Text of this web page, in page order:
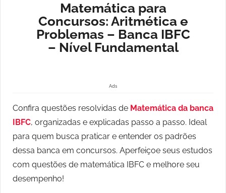
Matemática para
Concursos: Aritmética e
Problemas – Banca IBFC
– Nível Fundamental
Ads
Confira questões resolvidas de Matemática da banca
IBFC, organizadas e explicadas passo a passo. Ideal
para quem busca praticar e entender os padrões
dessa banca em concursos. Aperfeiçoe seus estudos
com questões de matemática IBFC e melhore seu
desempenho!